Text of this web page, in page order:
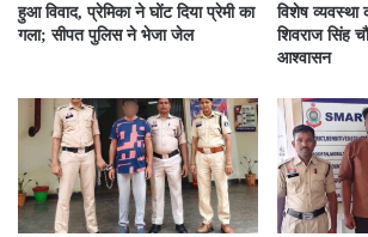
हुआ विवाद, प्रेमिका ने घोंट दिया प्रेमी का
गला; सीपत पुलिस ने भेजा जेल
विशेष व्यवस्था
शिवराज सिंह
आश्वासन